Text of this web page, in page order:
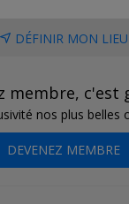
DÉFINIR MON LIEU
membre, c'est
nos plus belles
DEVENEZ MEMBRE